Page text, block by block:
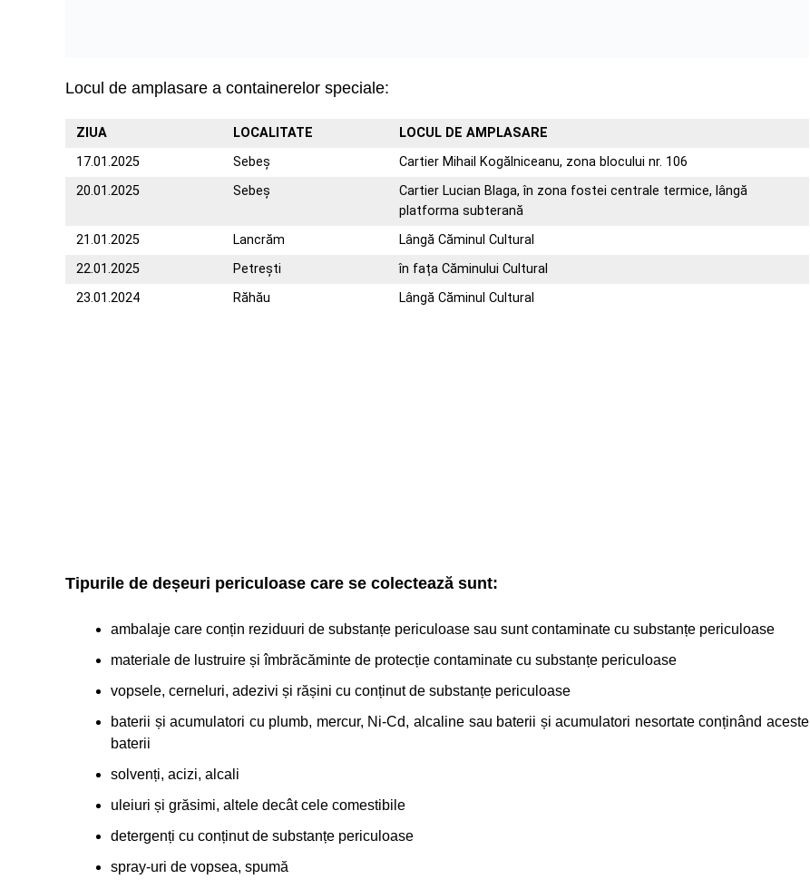
Locul de amplasare a containerelor speciale:
ZIUA LOCALITATE
LOCUL DE AMPLASARE
17.01.2025
Sebeș
Cartier Mihail Kogălniceanu, zona blocului nr. 106
20.01.2025
Sebeș
Cartier Lucian Blaga, în zona fostei centrale termice, lângă
platforma subterană
21.01.2025
Lancrăm
Lângă Căminul Cultural
22.01.2025
Petrești
în fața Căminului Cultural
23.01.2024
Răhău Lângă Căminul Cultural
Tipurile de deșeuri periculoase care se colectează sunt:
ambalaje care conțin reziduuri de substanțe periculoase sau sunt contaminate cu substanțe periculoase
materiale de lustruire și îmbrăcăminte de protecție contaminate cu substanțe periculoase
vopsele, cerneluri, adezivi și rășini cu conținut de substanțe periculoase
baterii și acumulatori cu plumb, mercur, Ni-Cd, alcaline sau baterii și acumulatori nesortate conținând aceste
baterii
solvenți, acizi, alcali
uleiuri și grăsimi, altele decât cele comestibile
detergenți cu conținut de substanțe periculoase
spray-uri de vopsea, spumă